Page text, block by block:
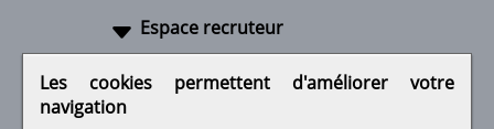
Espace recruteur
Les cookies permettent d'améliorer votre
navigation